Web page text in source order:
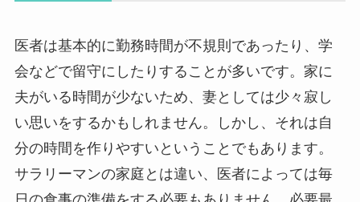
医者は基本的に勤務時間が不規則であったり、学
会などで留守にしたりすることが多いです。家に
夫がいる時間が少ないため、妻としては少々寂し
い思いをするかもしれません。しかし、それは自
分の時間を作りやすいということでもあります。
サラリーマンの家庭とは違い、医者によっては毎